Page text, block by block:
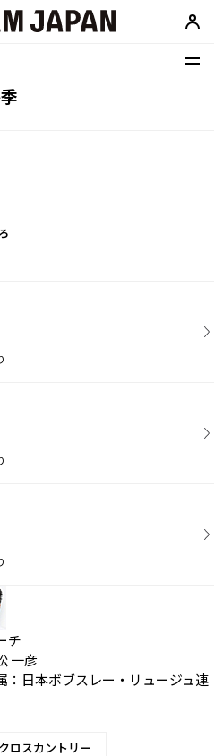
チ
一彦
：日本ボブスレー・リュージュ連
ロスカントリー